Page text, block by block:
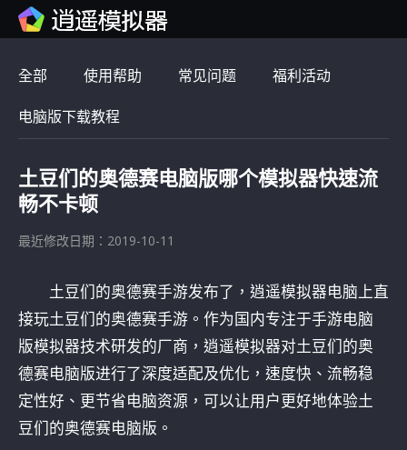
全部 使用帮助 常见问题 福利活动
电脑版下载教程
土豆们的奥德赛电脑版哪个模拟器快速流
畅不卡顿
最近修改日期：2019-10-11
土豆们的奥德赛手游发布了，逍遥模拟器电脑上直
接玩土豆们的奥德赛手游。作为国内专注于手游电脑
版模拟器技术研发的厂商，逍遥模拟器对土豆们的奥
德赛电脑版进行了深度适配及优化，速度快、流畅稳
定性好、更节省电脑资源，可以让用户更好地体验土
豆们的奥德赛电脑版。